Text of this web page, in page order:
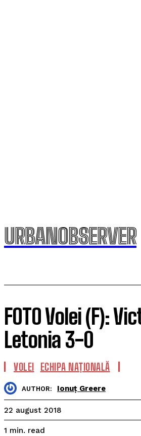
URBANOBSERVER
FOTO Volei (F):
Letonia 3-0
VOLEI ECHIPA NAȚIONALĂ
AUTHOR: Ionuț Greere
22 august 2018
1 min. read